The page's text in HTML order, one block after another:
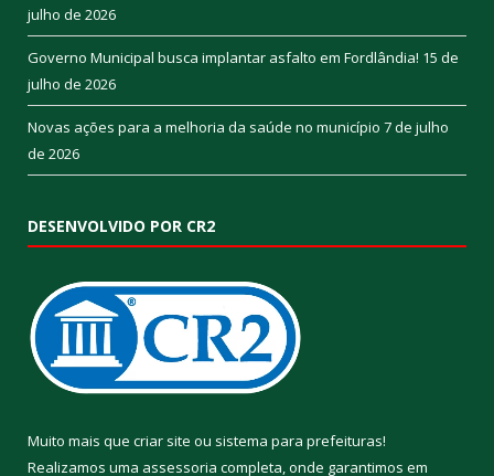
julho de 2026
Governo Municipal busca implantar asfalto em Fordlândia! 15 de
julho de 2026
Novas ações para a melhoria da saúde no município 7 de julho
de 2026
DESENVOLVIDO POR CR2
Muito mais que criar site ou sistema para prefeituras!
Realizamos uma assessoria completa, onde garantimos em